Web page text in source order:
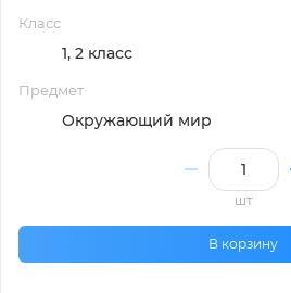
Класс
1, 2 класс
Предмет
Окружающий мир
шт
В корзину